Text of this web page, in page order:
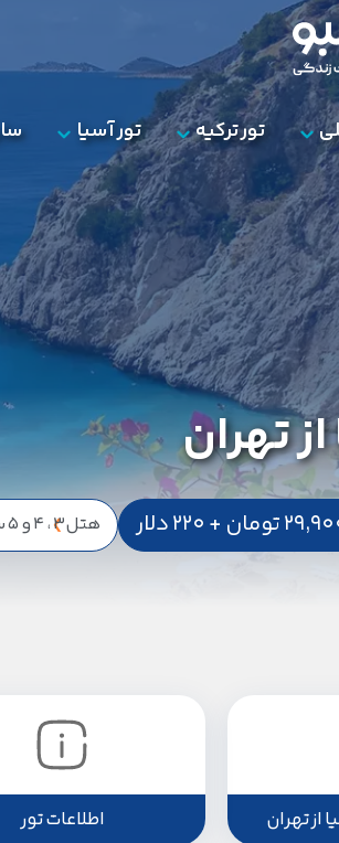
تور ترکیه تور آسیا
از تهران
تومان +
220دلار هتل3 ، 4 و 5 ستاره
از تهران اطلاعات تور